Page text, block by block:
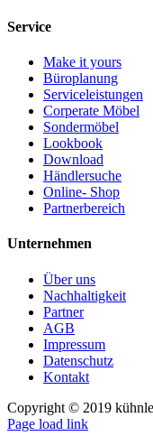
Service
Make it yours
Büroplanung
Serviceleistungen
Corperate Möbel
Sondermöbel
Lookbook
Download
Händlersuche
Online- Shop
Partnerbereich
Unternehmen
Über uns
Nachhaltigkeit
Partner
AGB
Impressum
Datenschutz
Kontakt
Copyright © 2019
Page load link